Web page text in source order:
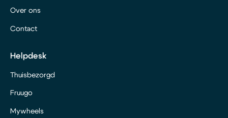
Over ons
Contact
Helpdesk
Thuisbezorgd
Fruugo
Mywheels